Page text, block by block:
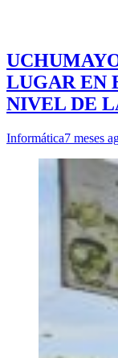
LUGAR EN
NIVEL DE
Informática7 meses